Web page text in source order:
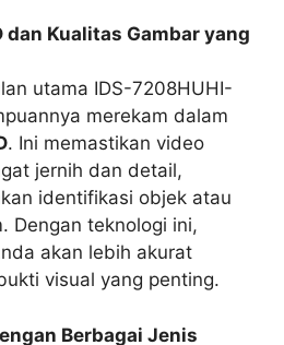
dan Kualitas Gambar yang
utama IDS-7208HUHI-
merekam dalam
. Ini memastikan video
jernih dan detail,
identifikasi objek atau
Dengan teknologi ini,
akan lebih akurat
visual yang penting.
Berbagai Jenis